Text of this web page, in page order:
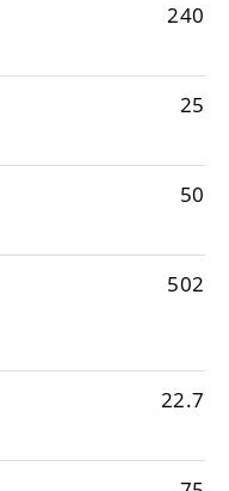
240
25
50
502
22.7